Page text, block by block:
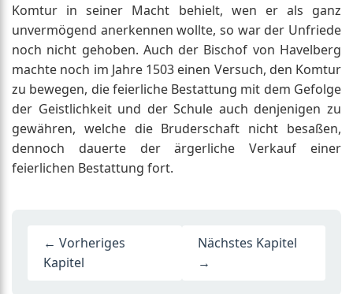
Komtur in seiner Macht behielt, wen er als ganz
unvermögend anerkennen wollte, so war der Unfriede
noch nicht gehoben. Auch der Bischof von Havelberg
machte noch im Jahre 1503 einen Versuch, den Komtur
zu bewegen, die feierliche Bestattung mit dem Gefolge
der Geistlichkeit und der Schule auch denjenigen zu
gewähren, welche die Bruderschaft nicht besaßen,
dennoch dauerte der ärgerliche Verkauf einer
feierlichen Bestattung fort.
← Vorheriges
Kapitel
Nächstes Kapitel
→